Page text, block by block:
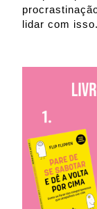
lidar com isso.